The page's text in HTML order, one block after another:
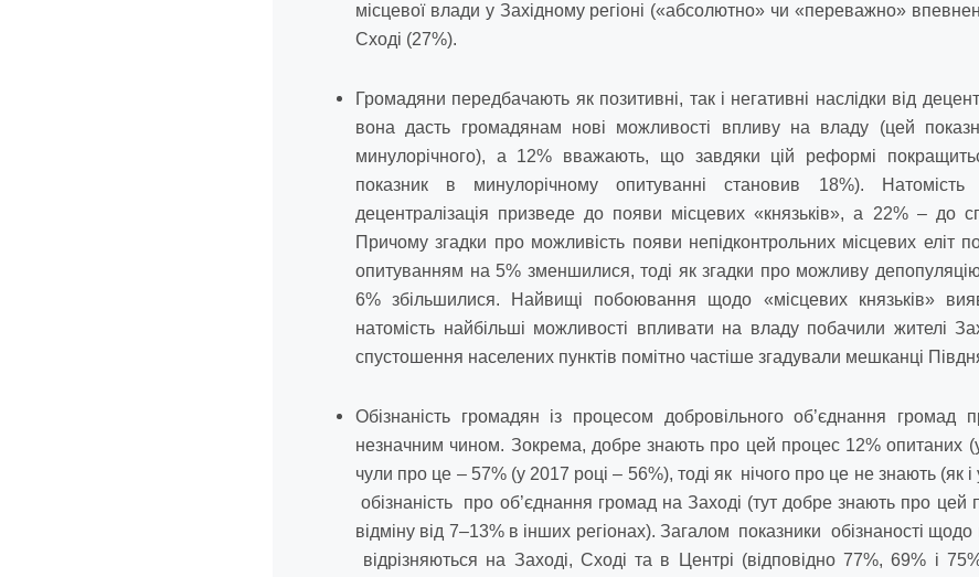
місцевої влади у Західному регіоні («абсолютно» чи «переважно»
Сході (27%).
Громадяни передбачають як позитивні, так і негативні наслідки від
вона дасть громадянам нові можливості впливу на владу (цей
минулорічного), а 12% вважають, що завдяки цій реформі
показник в минулорічному опитуванні становив 18%).
децентралізація призведе до появи місцевих «князьків», а 22% – до
Причому згадки про можливість появи непідконтрольних місцевих еліт
опитуванням на 5% зменшилися, тоді як згадки про можливу
6% збільшилися. Найвищі побоювання щодо «місцевих князьків»
натомість найбільші можливості впливати на владу побачили жителі
спустошення населених пунктів помітно частіше згадували мешканці
Обізнаність громадян із процесом добровільного об’єднання громад
незначним чином. Зокрема, добре знають про цей процес 12% опитаних
чули про це – 57% (у 2017 році – 56%), тоді як нічого про це не знають (як
обізнаність про об’єднання громад на Заході (тут добре знають про цей
відміну від 7–13% в інших регіонах). Загалом показники обізнаності щодо
відрізняються на Заході, Сході та в Центрі (відповідно 77%, 69% і